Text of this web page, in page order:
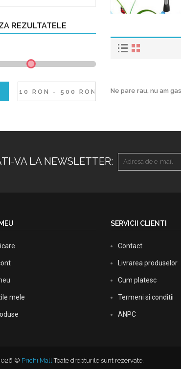
REZULTATELE
Ne pare rau, nu am
VA LA NEWSLETTER:
mele
SERVICII CLIENTI
Contact
Livrarea produselor
Cum platesc
Termeni si conditii
ANPC
© Prichi MallToate drepturile sunt rezervate.